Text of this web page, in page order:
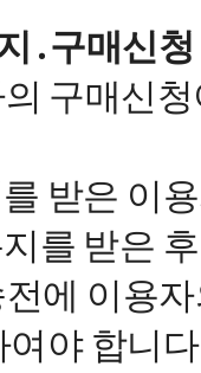
․구매신
구매신
받은 이
를 받은
전에 이용
야 합니